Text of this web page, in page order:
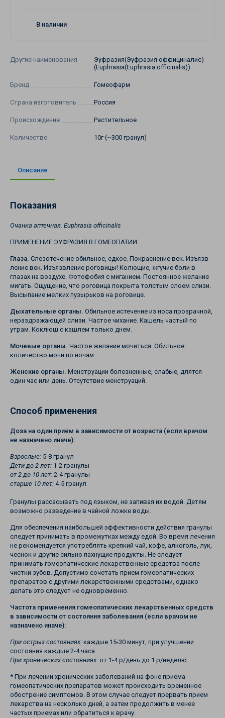
Другие наименования
Эуфразия(Эуфразия оффициналис)
(Euphrasia(Euphrasia officinalis))
Бренд Гомеофарм
Страна изготовитель Россия
Происхождение Растительное
Количество 10г (~300 гранул)
В наличии
Описание
Показания
Очанка аптечная. Euphrasia officinalis
ПРИМЕНЕНИЕ ЭУФРАЗИЯ В ГОМЕОПАТИИ:
Глаза. Слезотечение обильное, едкое. Покраснение век. Изъязв­
ление век. Изъязвление роговицы! Колющие, жгучие боли в
глазах на воздухе. Фотофобия с миганием. Постоянное желание
мигать. Ощущение, что роговица покрыта толстым слоем слизи.
Высыпание мелких пузырьков на роговице.
Дыхательные органы. Обильное истечение из носа прозрачной,
нераздражающей слизи. Частое чихание. Кашель частый по
утрам. Коклюш с кашлем только днем.
Мочевые органы. Частое желание мочиться. Обильное
количество мочи по ночам.
Женские органы. Менструации болезненные, слабые, длятся
один час или день. Отсутствие менструаций.
Способ применения
Доза на один прием в зависимости от возраста (если врачом
не назначено иначе):
Взрослые: 5-8 гранул
Дети до 2 лет: 1-2 гранулы
от 2 до 10 лет: 2-4 гранулы
старше 10 лет: 4-5 гранул
Гранулы рассасывать под языком, не запивая их водой. Детям
возможно разведение в чайной ложке воды.
Для обеспечения наибольшей эффективности действия гранулы
следует принимать в промежутках между едой. Во время лечения
не рекомендуется употреблять крепкий чай, кофе, алкоголь, лук,
чеснок и другие сильно пахнущие продукты. Не следует
принимать гомеопатические лекарственные средства после
чистки зубов. Допустимо сочетать прием гомеопатических
препаратов с другими лекарственными средствами, однако
делать это следует не одновременно.
Частота применения гомеопатических лекарственных средств
в зависимости от состояния заболевания (если врачом не
назначено иначе):
При острых состояниях: каждые 15-30 минут, при улучшении
состояния каждые 2-4 часа
При хронических состояниях: от 1-4 р/день до 1 р/неделю
* При лечении хронических заболеваний на фоне приема
гомеопатических препаратов может происходить временное
обострение симптомов. В этом случае следует прервать прием
лекарства на несколько дней, а затем продолжить в менее
частых приемах или обратиться к врачу.